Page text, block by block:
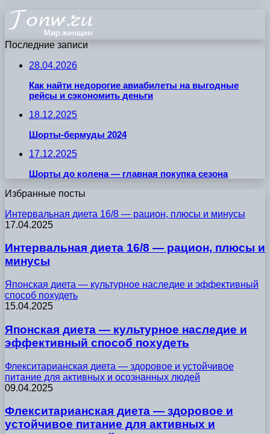
Последние записи
28.04.2026
Как найти недорогие авиабилеты на выгодные
рейсы и сэкономить деньги
18.12.2025
Шорты-бермуды 2024
17.12.2025
Шорты до колена — главная покупка сезона
Избранные посты
Интервальная диета 16/8 — рацион, плюсы и минусы
17.04.2025
Интервальная диета 16/8 — рацион, плюсы и
минусы
Японская диета — культурное наследие и эффективный
способ похудеть
15.04.2025
Японская диета — культурное наследие и
эффективный способ похудеть
Флекситарианская диета — здоровое и устойчивое
питание для активных и осознанных людей
09.04.2025
Флекситарианская диета — здоровое и
устойчивое питание для активных и